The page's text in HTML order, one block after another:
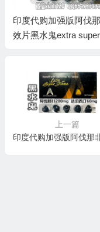
印度代购加强版阿伐
效片黑水鬼extra super
上一篇